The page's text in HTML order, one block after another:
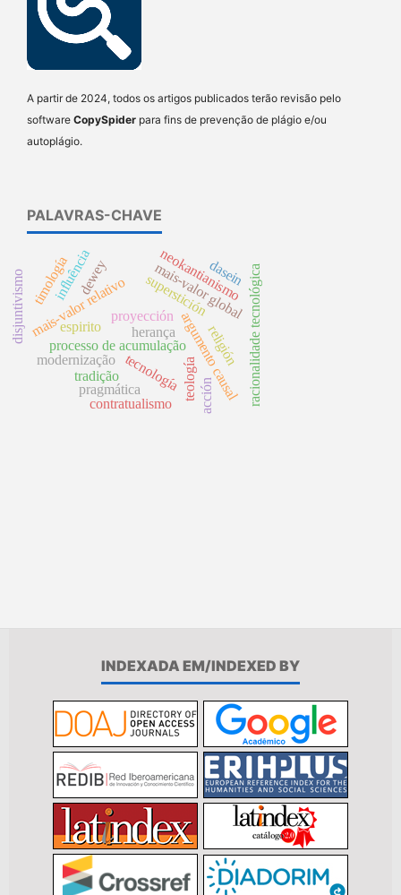
A partir de 2024, todos os artigos publicados terão revisão pelo
software CopySpider para fins de prevenção de plágio e/ou
autoplágio.
PALAVRAS-CHAVE
argumento causal
superstición
proyección
processo de acumulação
mais-valor global
mais-valor relativo
disjuntivismo
religión racionalidade tecnológica
tecnología
dewey
teología
espirito
influência neokantianismo
dasein
herança
modernização
tradição
pragmática
contratualismo
timología
acción
INDEXADA EM/INDEXED BY